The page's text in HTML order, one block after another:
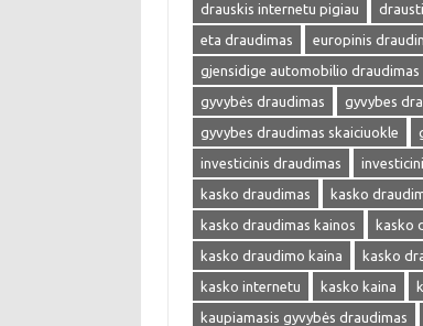
drauskis internetu pigiau
eta draudimas
europinis
gjensidige automobilio draudimas
gyvybės draudimas
gyvybes
gyvybes draudimas skaiciuokle
investicinis draudimas
kasko draudimas
kasko
kasko draudimas kainos
kasko
kasko draudimo kaina
kasko
kasko internetu
kasko kaina
kaupiamasis gyvybės draudimas